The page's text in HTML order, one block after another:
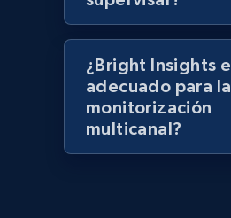
Lazada - Products -
URL, Title, Rating, Reviews,
price, Currency, Stock, and
991+ 165+
¿Bright Insights
adecuado para la
monitorización
multicanal?